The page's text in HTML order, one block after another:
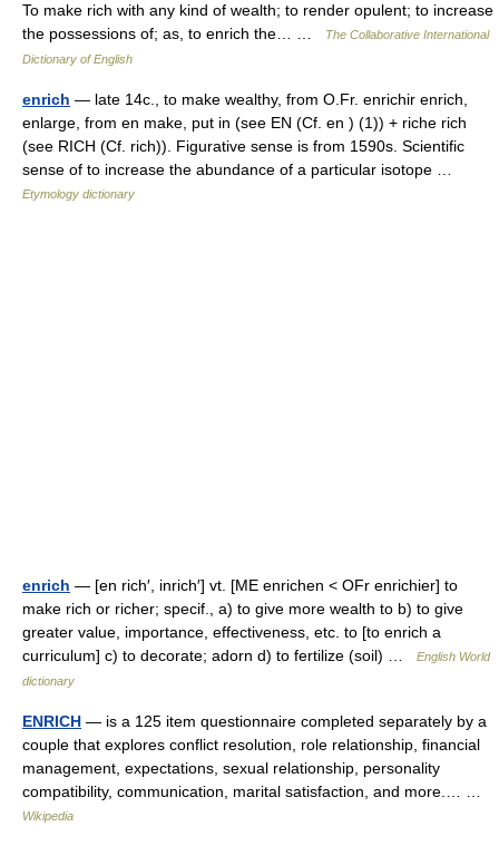
To make rich with any kind of wealth; to render opulent; to increase
the possessions of; as, to enrich the… …
The Collaborative International
Dictionary of English
enrich — late 14c., to make wealthy, from O.Fr. enrichir enrich,
enlarge, from en make, put in (see EN (Cf. en ) (1)) + riche rich
(see RICH (Cf. rich)). Figurative sense is from 1590s. Scientific
sense of to increase the abundance of a particular isotope …
Etymology dictionary
enrich — [en rich′, inrich′] vt. [ME enrichen < OFr enrichier] to
make rich or richer; specif., a) to give more wealth to b) to give
greater value, importance, effectiveness, etc. to [to enrich a
curriculum] c) to decorate; adorn d) to fertilize (soil) …
English World
dictionary
ENRICH — is a 125 item questionnaire completed separately by a
couple that explores conflict resolution, role relationship, financial
management, expectations, sexual relationship, personality
compatibility, communication, marital satisfaction, and more.… …
Wikipedia